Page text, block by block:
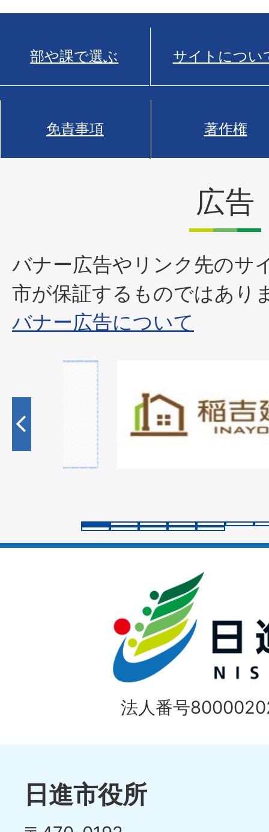
部や課で選ぶ サイトについ
免責事項 著作権
広告
バナー広告やリンク先のサ
市が保証するものではあり
バナー広告について
枚
目
ラ
イ
法人番号
日進市役所